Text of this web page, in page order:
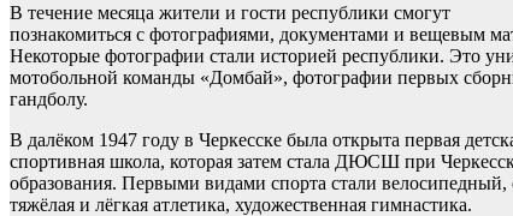
В течение месяца жители и гости республики смогут
познакомиться с фотографиями, документами и вещевым
Некоторые фотографии стали историей республики. Это
мотобольной команды «Домбай», фотографии первых
гандболу.
В далёком 1947 году в Черкесске была открыта первая
спортивная школа, которая затем стала ДЮСШ при
образования. Первыми видами спорта стали велосипедный,
тяжёлая и лёгкая атлетика, художественная гимнастика.